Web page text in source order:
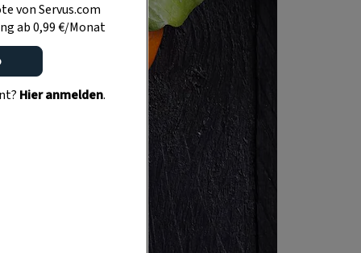
von Servus.com
ab 0,99 €/Monat
Hier anmelden.